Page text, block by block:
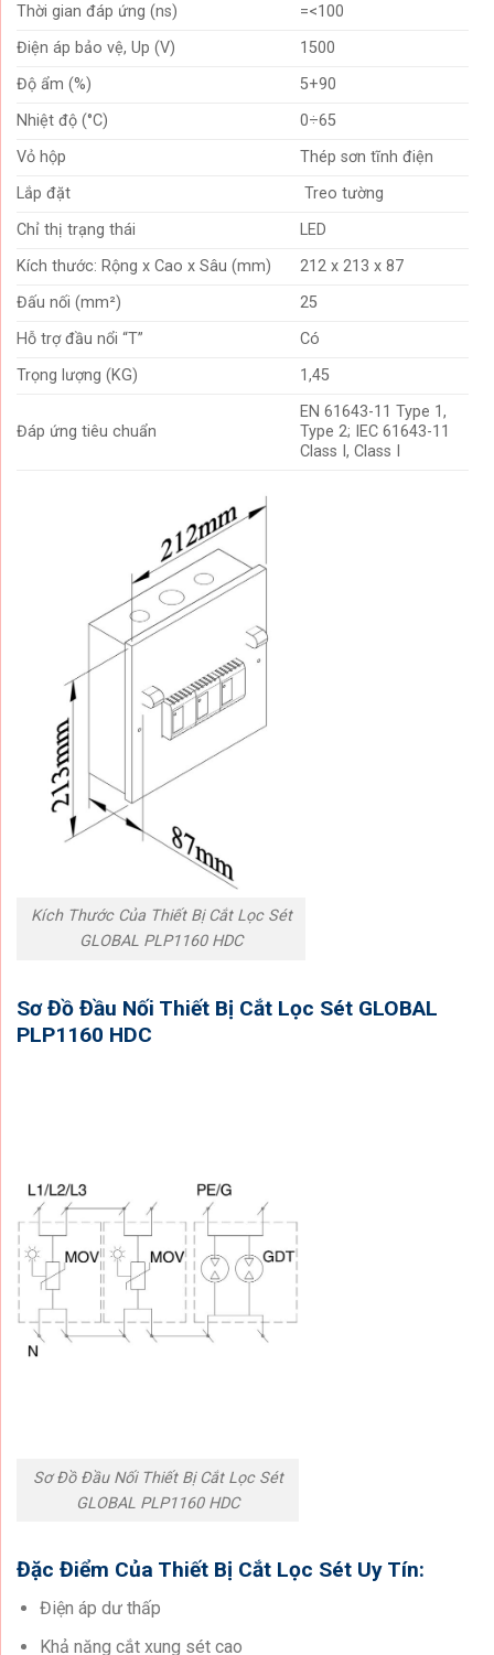
Thời gian đáp ứng (ns)
=<100
Điện áp bảo vệ, Up (V)
1500
Độ ẩm (%)
5+90
Nhiệt độ (°C)
0÷65
Vỏ hộp
Thép sơn tĩnh điện
Lắp đặt
Treo tường
Chỉ thị trạng thái
LED
Kích thước: Rộng x Cao x Sâu (mm)
212 x 213 x 87
Đấu nối (mm²)
25
Hỗ trợ đầu nổi “T”
Có
Trọng lượng (KG)
1,45
Đáp ứng tiêu chuẩn
EN 61643-11 Type 1,
Type 2; IEC 61643-11
Class I, Class I
Kích Thước Của Thiết Bị Cắt Lọc Sét
GLOBAL PLP1160 HDC
Sơ Đồ Đầu Nối Thiết Bị Cắt Lọc Sét GLOBAL
PLP1160 HDC
Sơ Đồ Đầu Nối Thiết Bị Cắt Lọc Sét
GLOBAL PLP1160 HDC
Đặc Điểm Của Thiết Bị Cắt Lọc Sét Uy Tín:
Điện áp dư thấp
Khả năng cắt xung sét cao